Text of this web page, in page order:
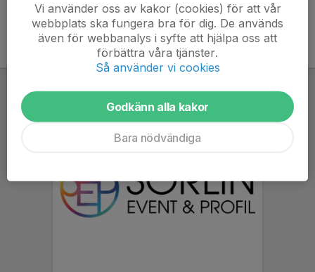
Vi använder oss av kakor (cookies) för att vår
webbplats ska fungera bra för dig. De används
även för webbanalys i syfte att hjälpa oss att
förbättra våra tjänster.
Så använder vi cookies
Godkänn alla kakor
Bara nödvändiga